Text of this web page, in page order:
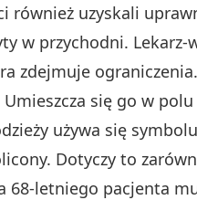
również uzyskali
w przychodni. Lekarz-
zdejmuje
się go w polu
używa się symbolu
Dotyczy to
68-letniego pacjenta